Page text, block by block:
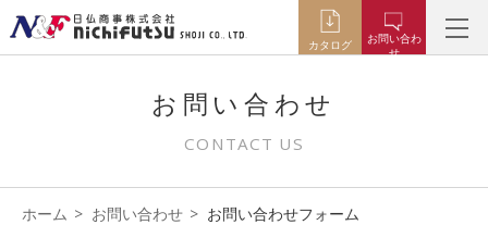
カタログ
お問い合わ
せ
お問い合わせ
CONTACT US
ホーム お問い合わせ お問い合わせフォーム